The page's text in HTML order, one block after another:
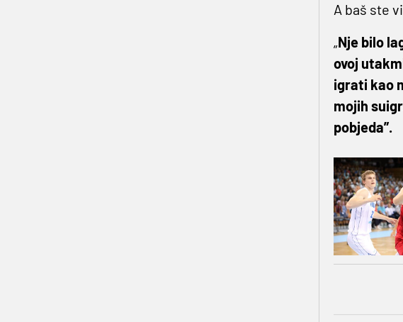
A baš ste
„Nje bilo
ovoj
igrati kao
mojih
pobjeda”.